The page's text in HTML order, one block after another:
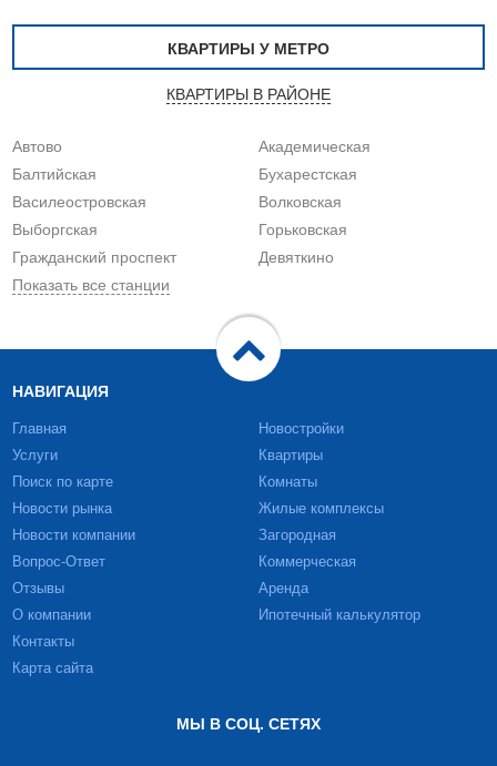
КВАРТИРЫ У МЕТРО
КВАРТИРЫ В РАЙОНЕ
Автово
Академическая
Балтийская
Бухарестская
Василеостровская
Волковская
Выборгская
Горьковская
Гражданский проспект
Девяткино
Показать все станции
НАВИГАЦИЯ
Главная
Услуги
Поиск по карте
Новости рынка
Новости компании
Вопрос-Ответ
Отзывы
О компании
Контакты
Карта сайта
Новостройки
Квартиры
Комнаты
Жилые комплексы
Загородная
Коммерческая
Аренда
Ипотечный калькулятор
МЫ В СОЦ. СЕТЯХ